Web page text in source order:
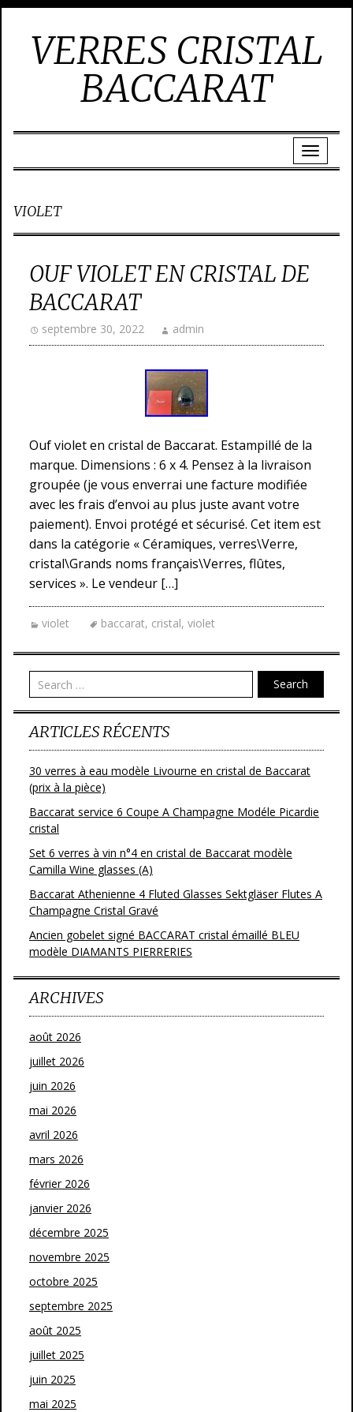
VERRES CRISTAL
BACCARAT
VIOLET
OUF VIOLET EN CRISTAL DE
BACCARAT
septembre 30, 2022 admin
Ouf violet en cristal de Baccarat. Estampillé de la
marque. Dimensions : 6 x 4. Pensez à la livraison
groupée (je vous enverrai une facture modifiée
avec les frais d’envoi au plus juste avant votre
paiement). Envoi protégé et sécurisé. Cet item est
dans la catégorie « Céramiques, verres\Verre,
cristal\Grands noms français\Verres, flûtes,
services ». Le vendeur […]
violet baccarat, cristal, violet
Search
ARTICLES RÉCENTS
30 verres à eau modèle Livourne en cristal de Baccarat
(prix à la pièce)
Baccarat service 6 Coupe A Champagne Modéle Picardie
cristal
Set 6 verres à vin n°4 en cristal de Baccarat modèle
Camilla Wine glasses (A)
Baccarat Athenienne 4 Fluted Glasses Sektgläser Flutes A
Champagne Cristal Gravé
Ancien gobelet signé BACCARAT cristal émaillé BLEU
modèle DIAMANTS PIERRERIES
ARCHIVES
août 2026
juillet 2026
juin 2026
mai 2026
avril 2026
mars 2026
février 2026
janvier 2026
décembre 2025
novembre 2025
octobre 2025
septembre 2025
août 2025
juillet 2025
juin 2025
mai 2025